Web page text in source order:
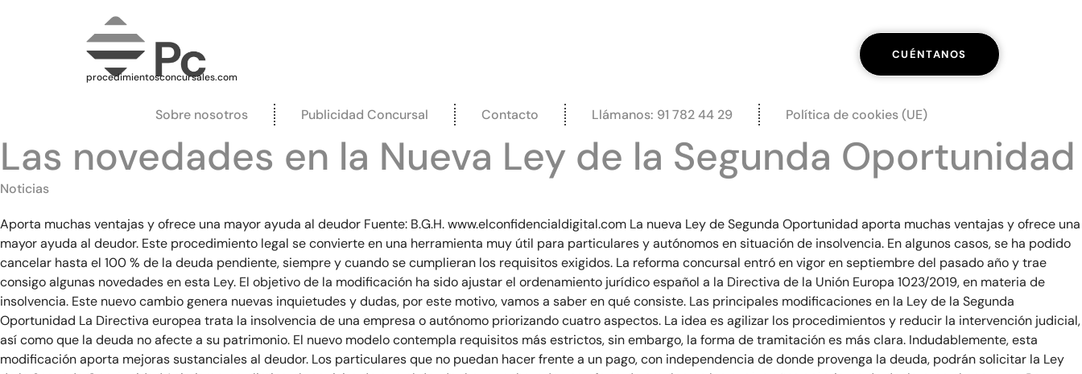
procedimientosconcursales.com
CUÉNTANOS
Sobre nosotros Publicidad Concursal Contacto Llámanos: 91 782 44 29 Política de cookies (UE)
Las novedades en la Nueva Ley de la Segunda Oportunidad
Noticias
Aporta muchas ventajas y ofrece una mayor ayuda al deudor Fuente: B.G.H. www.elconfidencialdigital.com La nueva Ley de Segunda Oportunidad aporta muchas ventajas y ofrece una
mayor ayuda al deudor. Este procedimiento legal se convierte en una herramienta muy útil para particulares y autónomos en situación de insolvencia. En algunos casos, se ha podido
cancelar hasta el 100 % de la deuda pendiente, siempre y cuando se cumplieran los requisitos exigidos. La reforma concursal entró en vigor en septiembre del pasado año y trae
consigo algunas novedades en esta Ley. El objetivo de la modificación ha sido ajustar el ordenamiento jurídico español a la Directiva de la Unión Europa 1023/2019, en materia de
insolvencia. Este nuevo cambio genera nuevas inquietudes y dudas, por este motivo, vamos a saber en qué consiste. Las principales modificaciones en la Ley de la Segunda
Oportunidad La Directiva europea trata la insolvencia de una empresa o autónomo priorizando cuatro aspectos. La idea es agilizar los procedimientos y reducir la intervención judicial,
así como que la deuda no afecte a su patrimonio. El nuevo modelo contempla requisitos más estrictos, sin embargo, la forma de tramitación es más clara. Indudablemente, esta
modificación aporta mejoras sustanciales al deudor. Los particulares que no puedan hacer frente a un pago, con independencia de donde provenga la deuda, podrán solicitar la Ley